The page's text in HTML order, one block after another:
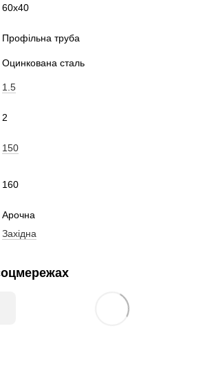
60x40
Профільна труба
Оцинкована сталь
1.5
2
150
160
Арочна
Західна